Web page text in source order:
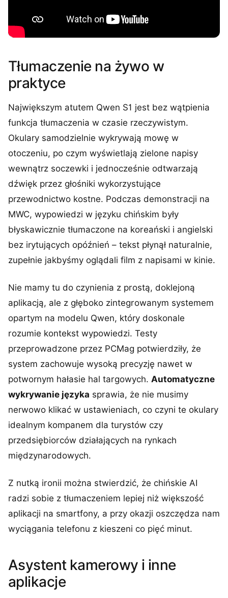
Tłumaczenie na żywo w
praktyce
Największym atutem Qwen S1 jest bez wątpienia
funkcja tłumaczenia w czasie rzeczywistym.
Okulary samodzielnie wykrywają mowę w
otoczeniu, po czym wyświetlają zielone napisy
wewnątrz soczewki i jednocześnie odtwarzają
dźwięk przez głośniki wykorzystujące
przewodnictwo kostne. Podczas demonstracji na
MWC, wypowiedzi w języku chińskim były
błyskawicznie tłumaczone na koreański i angielski
bez irytujących opóźnień – tekst płynął naturalnie,
zupełnie jakbyśmy oglądali film z napisami w kinie.
Nie mamy tu do czynienia z prostą, doklejoną
aplikacją, ale z głęboko zintegrowanym systemem
opartym na modelu Qwen, który doskonale
rozumie kontekst wypowiedzi. Testy
przeprowadzone przez PCMag potwierdziły, że
system zachowuje wysoką precyzję nawet w
potwornym hałasie hal targowych. Automatyczne
wykrywanie języka sprawia, że nie musimy
nerwowo klikać w ustawieniach, co czyni te okulary
idealnym kompanem dla turystów czy
przedsiębiorców działających na rynkach
międzynarodowych.
Z nutką ironii można stwierdzić, że chińskie AI
radzi sobie z tłumaczeniem lepiej niż większość
aplikacji na smartfony, a przy okazji oszczędza nam
wyciągania telefonu z kieszeni co pięć minut.
Asystent kamerowy i inne
aplikacje